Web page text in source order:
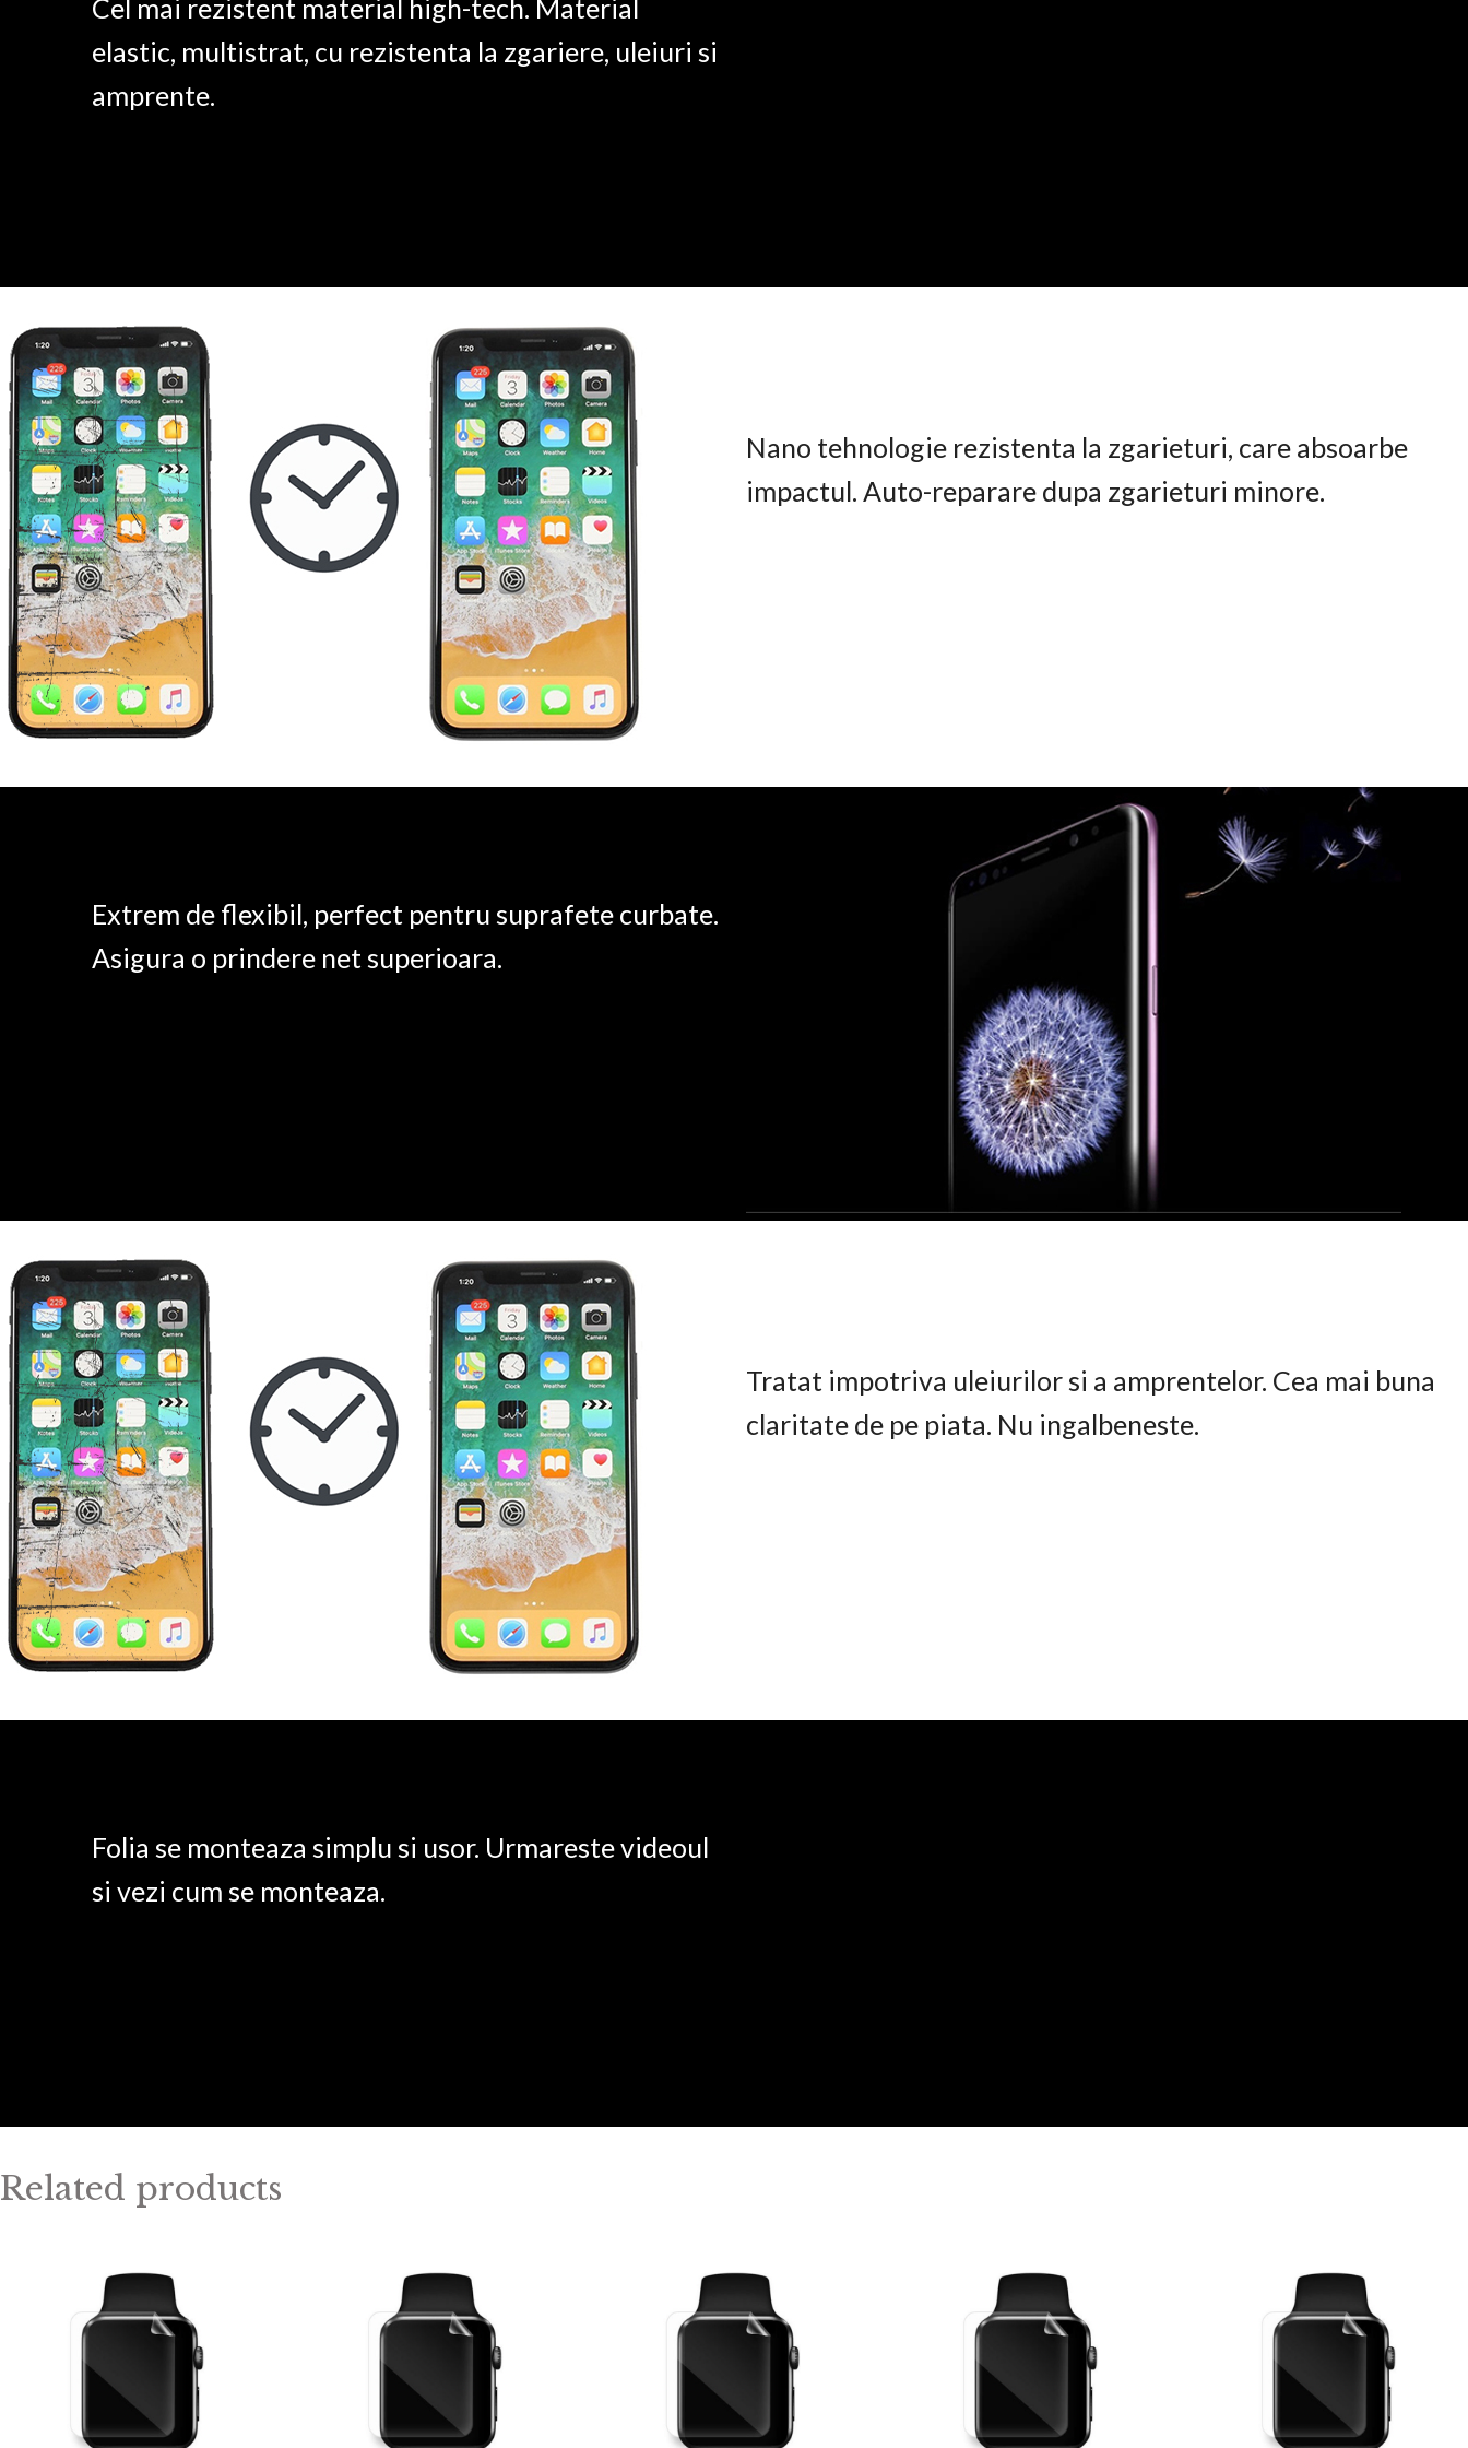
Cel mai rezistent material high-tech. Material
elastic, multistrat, cu rezistenta la zgariere, uleiuri si
amprente.
Nano tehnologie rezistenta la zgarieturi, care absoarbe
impactul. Auto-reparare dupa zgarieturi minore.
Extrem de flexibil, perfect pentru suprafete curbate.
Asigura o prindere net superioara.
Tratat impotriva uleiurilor si a amprentelor. Cea mai buna
claritate de pe piata. Nu ingalbeneste.
Folia se monteaza simplu si usor. Urmareste videoul
si vezi cum se monteaza.
Related products